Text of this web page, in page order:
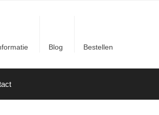
Blog Bestellen